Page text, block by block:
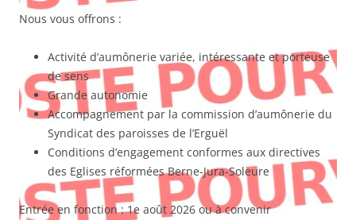
Nous vous offrons :
Activité d’aumônerie variée, intéressante et porteuse
de sens
Grande autonomie
Accompagnement par la commission d’aumônerie du
Syndicat des paroisses de l’Erguël
Conditions d’engagement conformes aux directives
des Eglises réformées Berne-Jura-Soleure
Entrée en fonction : 1e août 2026 ou à convenir